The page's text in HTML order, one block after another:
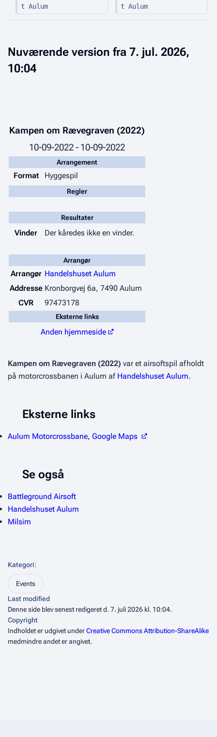
n
o
p
s
e
g
s
m
r
g
t Aulum
t Aulum
Nuværende version fra 7. jul. 2026,
10:04
Kampen om Rævegraven (2022)
10-09-2022 - 10-09-2022
Arrangement
Format Hyggespil
Regler
Resultater
Vinder Der kåredes ikke en vinder.
Arrangør
Arrangør Handelshuset Aulum
Addresse Kronborgvej 6a, 7490 Aulum
CVR
97473178
Eksterne links
Anden hjemmeside
Kampen om Rævegraven (2022) var et airsoftspil afholdt
på motorcrossbanen i Aulum af Handelshuset Aulum.
Eksterne links
Aulum Motorcrossbane, Google Maps
Se også
Battleground Airsoft
Handelshuset Aulum
Milsim
Kategori:
Events
Last modified
Denne side blev senest redigeret d. 7. juli 2026 kl. 10:04.
Copyright
Indholdet er udgivet underCreative Commons Attribution-ShareAlike
medmindre andet er angivet.